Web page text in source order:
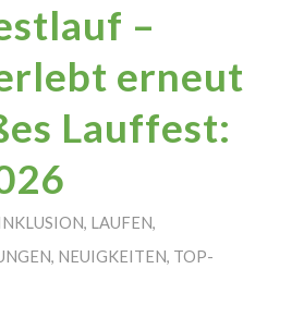
–
erneut
Lauffest:
, LAUFEN,
, NEUIGKEITEN, TOP-